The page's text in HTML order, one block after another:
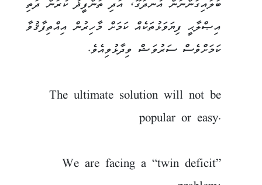
ބަލައިގަންނަން އުނދަގޫ، އަދި ތަންފީޛު ކުރަން ދަތި
އިޞްލާޙީ ފިޔަވަޅުތަކެއް ކަމަށް މާހިރުން އިއްތިފާޤުވާ
ކަމަށްވެސް ސަރުވަޝް ވިދާޅުވިއެވެ.
The ultimate solution will not be
popular or easy.
We are facing a “twin deficit”